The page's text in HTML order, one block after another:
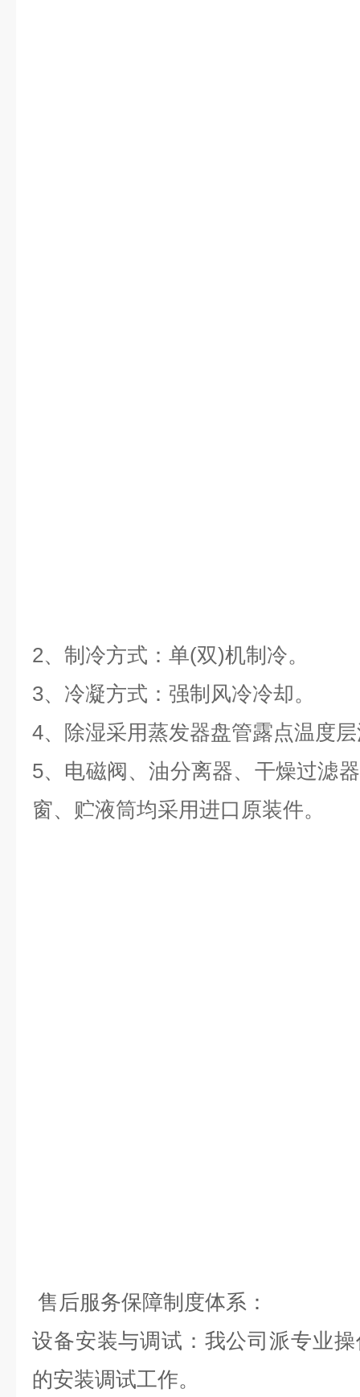
2、制冷方式：单(双)机制冷。
3、冷凝方式：强制风冷冷却。
4、除湿采用蒸发器盘管露点温度
5、电磁阀、油分离器、干燥过滤
窗、贮液筒均采用进口原装件。
售后服务保障制度体系：
设备安装与调试：我公司派专业
的安装调试工作。